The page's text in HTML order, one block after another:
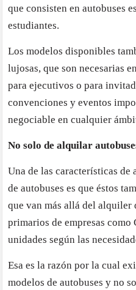
que consisten en autobuses
estudiantes.
Los modelos disponibles
lujosas, que son necesarias
para ejecutivos o para
convenciones y eventos
negociable en cualquier
No solo de alquilar
Una de las características
de autobuses es que éstos
que van más allá del alquiler
primarios de empresas
unidades según las
Esa es la razón por la cual
modelos de autobuses y no